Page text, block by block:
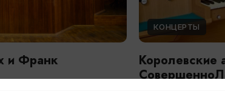
и Франк
КОНЦЕРТЫ
Королевские